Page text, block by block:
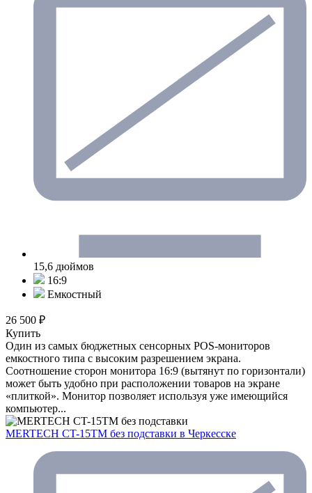
15,6 дюймов
16:9
Емкостный
26 500 ₽
Купить
Один из самых бюджетных сенсорных POS-мониторов
емкостного типа с высоким разрешением экрана.
Соотношение сторон монитора 16:9 (вытянут по горизонтали)
может быть удобно при расположении товаров на экране
«плиткой». Монитор позволяет используя уже имеющийся
компьютер...
MERTECH CT-15ТM без подставки в Черкесске